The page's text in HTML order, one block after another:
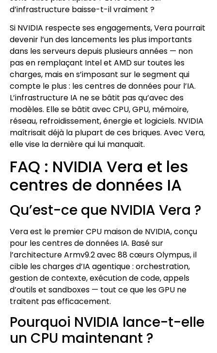
d’infrastructure baisse-t-il vraiment ?
Si NVIDIA respecte ses engagements, Vera pourrait
devenir l’un des lancements les plus importants
dans les serveurs depuis plusieurs années — non
pas en remplaçant Intel et AMD sur toutes les
charges, mais en s’imposant sur le segment qui
compte le plus : les centres de données pour l’IA.
L’infrastructure IA ne se bâtit pas qu’avec des
modèles. Elle se bâtit avec CPU, GPU, mémoire,
réseau, refroidissement, énergie et logiciels. NVIDIA
maîtrisait déjà la plupart de ces briques. Avec Vera,
elle vise la dernière qui lui manquait.
FAQ : NVIDIA Vera et les
centres de données IA
Qu’est-ce que NVIDIA Vera ?
Vera est le premier CPU maison de NVIDIA, conçu
pour les centres de données IA. Basé sur
l’architecture Armv9.2 avec 88 cœurs Olympus, il
cible les charges d’IA agentique : orchestration,
gestion de contexte, exécution de code, appels
d’outils et sandboxes — tout ce que les GPU ne
traitent pas efficacement.
Pourquoi NVIDIA lance-t-elle
un CPU maintenant ?